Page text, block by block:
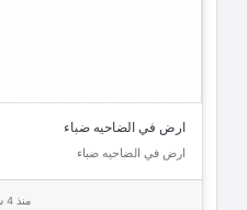
ارض في الضاحيه ضباء
ارض في الضاحيه ضباء
منذ 4 سنوات